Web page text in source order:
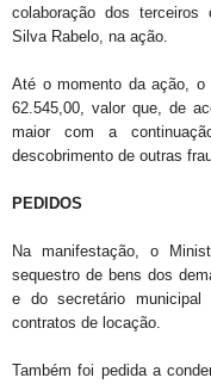
colaboração dos terceiros
Silva Rabelo, na ação.
Até o momento da ação,
62.545,00, valor que, de
maior com a
descobrimento de outras
PEDIDOS
Na manifestação, o
sequestro de bens dos
e do secretário municipal
contratos de locação.
Também foi pedida a